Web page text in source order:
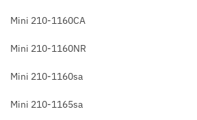
Mini 210-1160CA
Mini 210-1160NR
Mini 210-1160sa
Mini 210-1165sa